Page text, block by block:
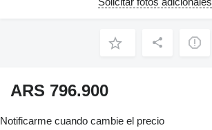
ARS 796.900
Notificarme cuando cambie el precio